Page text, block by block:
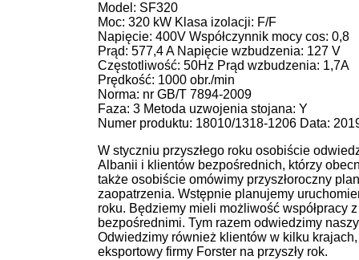
Model: SF320
Moc: 320 kW Klasa izolacji: F/F
Napięcie: 400V Współczynnik mocy cos: 0,8
Prąd: 577,4 A Napięcie wzbudzenia: 127 V
Częstotliwość: 50Hz Prąd wzbudzenia: 1,7A
Prędkość: 1000 obr./min
Norma: nr GB/T 7894-2009
Faza: 3 Metoda uzwojenia stojana: Y
Numer produktu: 18010/1318-1206 Data:
W styczniu przyszłego roku osobiście
Albanii i klientów bezpośrednich, którzy
także osobiście omówimy przyszłoroczny
zaopatrzenia. Wstępnie planujemy
roku. Będziemy mieli możliwość współpracy
bezpośrednimi. Tym razem odwiedzimy
Odwiedzimy również klientów w kilku
eksportowy firmy Forster na przyszły rok.